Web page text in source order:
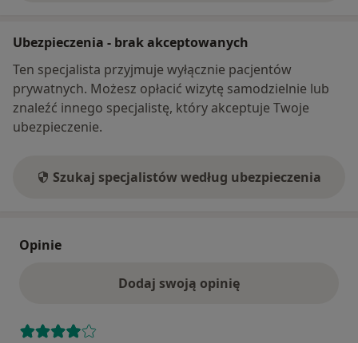
Ubezpieczenia - brak akceptowanych
Ten specjalista przyjmuje wyłącznie pacjentów
prywatnych. Możesz opłacić wizytę samodzielnie lub
znaleźć innego specjalistę, który akceptuje Twoje
ubezpieczenie.
Szukaj specjalistów według ubezpieczenia
Opinie
Dodaj swoją opinię